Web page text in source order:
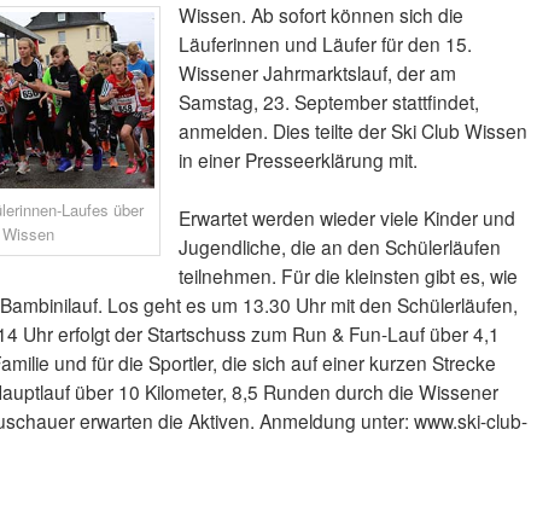
Laufes über
Wissen. Ab sofort können sich die
Läuferinnen und Läufer für den 15.
Wissener Jahrmarktslauf, der am
Samstag, 23. September stattfindet,
anmelden. Dies teilte der Ski Club Wissen
in einer Presseerklärung mit.
Erwartet werden wieder viele Kinder und
Jugendliche, die an den Schülerläufen
teilnehmen. Für die kleinsten gibt es, wie
Los geht es um 13.30 Uhr mit den Schülerläufen,
Uhr erfolgt der Startschuss zum Run & Fun-Lauf über 4,1
und für die Sportler, die sich auf einer kurzen Strecke
über 10 Kilometer, 8,5 Runden durch die Wissener
erwarten die Aktiven. Anmeldung unter: www.ski-club-